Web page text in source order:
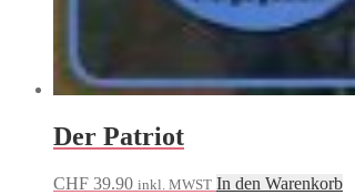
Der Patriot
CHF 39.90 inkl. MWST In den Warenkorb